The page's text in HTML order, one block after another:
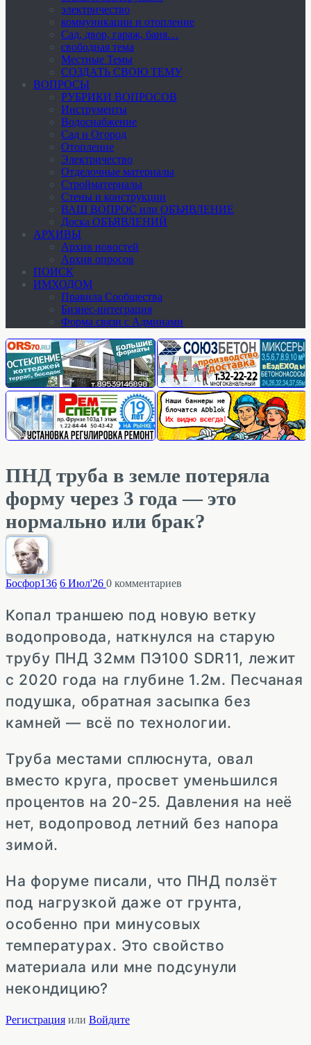
электричество
коммуникации и отопление
Cад, двор, гараж, баня…
свободная тема
Местные Темы
СОЗДАТЬ СВОЮ ТЕМУ
ВОПРОСЫ
РУБРИКИ ВОПРОСОВ
Инструменты
Водоснабжение
Сад и Огород
Отопление
Электричество
Отделочные материалы
Стройматериалы
Стены и конструкции
ВАШ ВОПРОС или ОБЪЯВЛЕНИЕ
Доска ОБЪЯВЛЕНИЙ
АРХИВЫ
Архив новостей
Архив опросов
ПОИСК
ИМХОДОМ
Правила Сообщества
Бизнес-интеграция
Форма связи с Админами
ПНД труба в земле потеряла
форму через 3 года — это
нормально или брак?
Босфор136 6 Июл'26 0 комментариев
Копал траншею под новую ветку
водопровода, наткнулся на старую
трубу ПНД 32мм ПЭ100 SDR11, лежит
с 2020 года на глубине 1.2м. Песчаная
подушка, обратная засыпка без
камней — всё по технологии.
Труба местами сплюснута, овал
вместо круга, просвет уменьшился
процентов на 20-25. Давления на неё
нет, водопровод летний без напора
зимой.
На форуме писали, что ПНД ползёт
под нагрузкой даже от грунта,
особенно при минусовых
температурах. Это свойство
материала или мне подсунули
некондицию?
Регистрация или Войдите